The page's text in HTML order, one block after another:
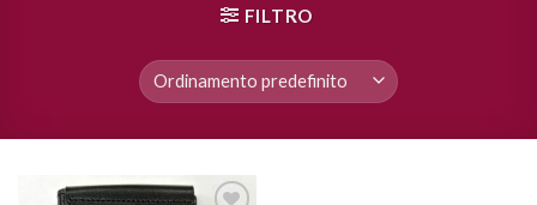
FILTRO